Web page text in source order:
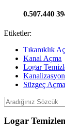
0.507.440
Etiketler:
Tıkanıklık
Kanal Açma
Logar
Süzgeç Açma
Logar